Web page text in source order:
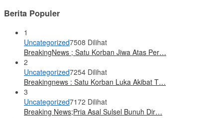
Berita Populer
1
Uncategorized7508 Dilihat
BreakingNews ; Satu Korban Jiwa Atas Per…
2
Uncategorized7254 Dilihat
Breakingnews : Satu Korban Luka Akibat T…
3
Uncategorized7172 Dilihat
Breaking News;Pria Asal Sulsel Bunuh Dir…